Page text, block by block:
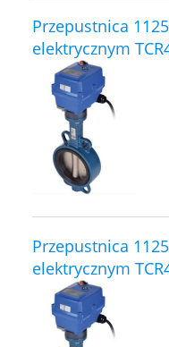
Przepustnica
elektrycznym
Przepustnica
elektrycznym